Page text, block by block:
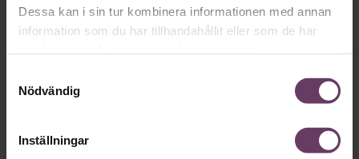
Dessa kan i sin tur kombinera informationen med annan
information som du har tillhandahållit eller som de har
Nödvändig
Inställningar
Kommunikation
Text:Fredrik Kullberg